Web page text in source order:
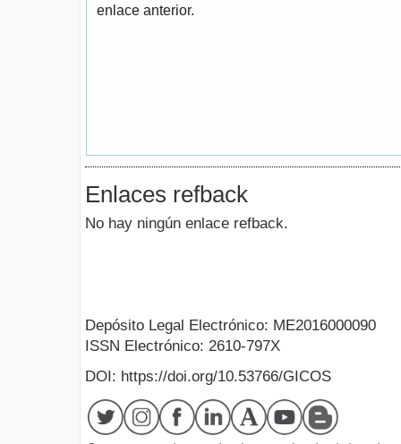
enlace anterior.
Enlaces refback
No hay ningún enlace refback.
Depósito Legal Electrónico: ME2016000090
ISSN Electrónico: 2610-797X
DOI: https://doi.org/10.53766/GICOS